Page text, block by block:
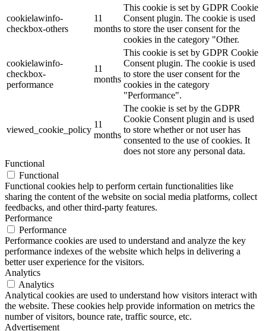
cookielawinfo-
checkbox-others
11
months
This cookie is set by GDPR Cookie
Consent plugin. The cookie is used
to store the user consent for the
cookies in the category "Other.
cookielawinfo-
checkbox-
performance
11
months
This cookie is set by GDPR Cookie
Consent plugin. The cookie is used
to store the user consent for the
cookies in the category
"Performance".
viewed_cookie_policy
11
months
The cookie is set by the GDPR
Cookie Consent plugin and is used
to store whether or not user has
consented to the use of cookies. It
does not store any personal data.
Functional
Functional
Functional cookies help to perform certain functionalities like
sharing the content of the website on social media platforms, collect
feedbacks, and other third-party features.
Performance
Performance
Performance cookies are used to understand and analyze the key
performance indexes of the website which helps in delivering a
better user experience for the visitors.
Analytics
Analytics
Analytical cookies are used to understand how visitors interact with
the website. These cookies help provide information on metrics the
number of visitors, bounce rate, traffic source, etc.
Advertisement